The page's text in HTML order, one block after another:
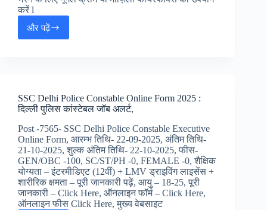
करें l
और पढ़ें
IB
2025
:
इंटेलिजेंस
ब्यूरो
ACIO
जॉब
अलर्ट,
SSC Delhi Police Constable Online Form 2025 :
दिल्ली पुलिस कांस्टेबल जॉब अलर्ट,
Post -7565- SSC Delhi Police Constable Executive
Online Form, आरम्भ तिथि- 22-09-2025, अंतिम तिथि-
21-10-2025, शुल्क अंतिम तिथि- 22-10-2025, फीस-
GEN/OBC -100, SC/ST/PH -0, FEMALE -0, शैक्षिक
योग्यता – इंटरमीडिएट (12वीं) + LMV ड्राइविंग लाइसेंस +
शारीरिक क्षमता – पूरी जानकारी पढ़ें, आयु – 18-25, पूरी
जानकारी – Click Here, ऑनलाइन फॉर्म – Click Here,
ऑनलाइन फीस Click Here, मुख्य वेबसाइट